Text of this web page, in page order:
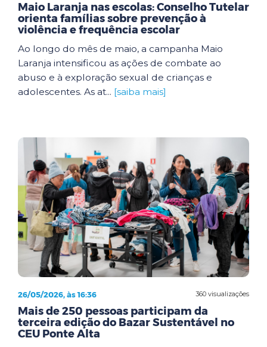
Maio Laranja nas escolas: Conselho Tutelar
orienta famílias sobre prevenção à
violência e frequência escolar
Ao longo do mês de maio, a campanha Maio
Laranja intensificou as ações de combate ao
abuso e à exploração sexual de crianças e
adolescentes. As at... [saiba mais]
360 visualizações
26/05/2026, às 16:36
Mais de 250 pessoas participam da
terceira edição do Bazar Sustentável no
CEU Ponte Alta